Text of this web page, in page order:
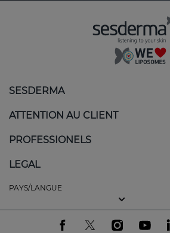
SESDERMA
ATTENTION AU CLIENT
PROFESSIONELS
LEGAL
PAYS/LANGUE